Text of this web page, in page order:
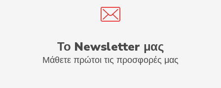
επιλεγούν
στη
Το Newsletter μας
Μάθετε πρώτοι τις προσφορές μας